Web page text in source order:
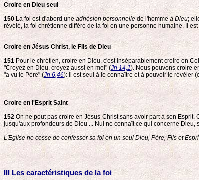
Croire en Dieu seul
150La foi est d'abord uneadhésion personnelle de l'hommeà Dieu;
révélé, la foi chrétienne diffère de la foi en une personne humaine. Il
Croire en Jésus Christ, le Fils de Dieu
151Pour le chrétien, croire en Dieu, c'est inséparablement croire en
"Croyez en Dieu, croyez aussi en moi" (Jn 14,1). Nous pouvons croire
"a vu le Père" (Jn 6,46): il est seul à le connaître et à pouvoir le révéler
Croire en l'Esprit Saint
152 On ne peut pas croire en Jésus-Christ sans avoir part à son
jusqu'aux profondeurs de Dieu ... Nul ne connaît ce qui concerne Dieu,
L'Eglise ne cesse de confesser sa foi en un seul Dieu, Père, Fils et
III Les caractéristiques de la foi